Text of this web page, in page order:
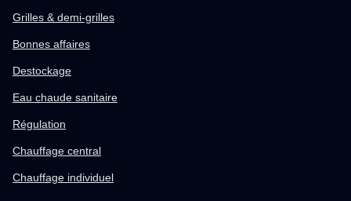
Grilles & demi-grilles
Bonnes affaires
Destockage
Eau chaude sanitaire
Régulation
Chauffage central
Chauffage individuel